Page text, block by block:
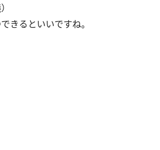
るといいですね。